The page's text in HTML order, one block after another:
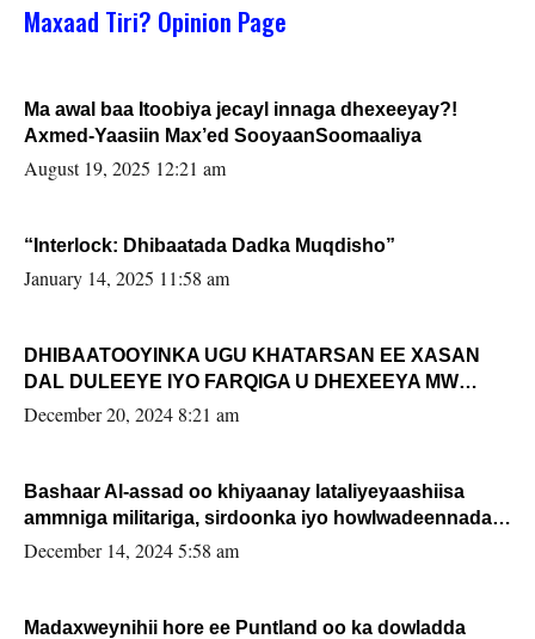
Maxaad Tiri? Opinion Page
Ma awal baa Itoobiya jecayl innaga dhexeeyay?!
Axmed-Yaasiin Max’ed SooyaanSoomaaliya
August 19, 2025 12:21 am
“Interlock: Dhibaatada Dadka Muqdisho”
January 14, 2025 11:58 am
DHIBAATOOYINKA UGU KHATARSAN EE XASAN
DAL DULEEYE IYO FARQIGA U DHEXEEYA MW
FARMAAJO BAL ISU DHAGEYSTA?
December 20, 2024 8:21 am
Bashaar Al-assad oo khiyaanay lataliyeyaashiisa
ammniga militariga, sirdoonka iyo howlwadeennada
xafiiskiisa
December 14, 2024 5:58 am
Madaxweynihii hore ee Puntland oo ka dowladda